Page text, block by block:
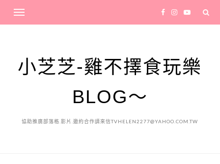
小芝芝-雞不擇食玩樂
BLOG～
協助推廣部落格.影片.邀約合作請來信TVHELEN2277@YAHOO.COM.TW